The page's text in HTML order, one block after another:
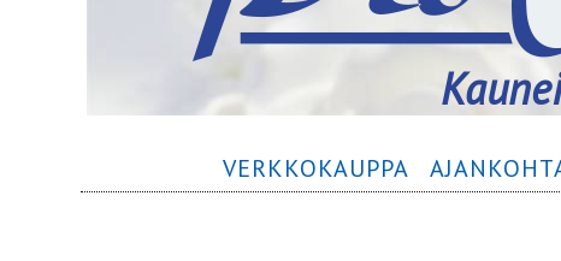
sisältöön
EnsisijainenVERKKOKAUPPA